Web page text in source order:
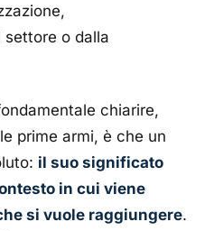
settore o dalla
chiarire,
prime armi, è che un
il suo significato
in cui viene
si vuole raggiungere.